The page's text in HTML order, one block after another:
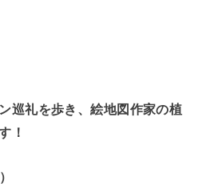
巡礼を歩き、絵地図作家の植
！